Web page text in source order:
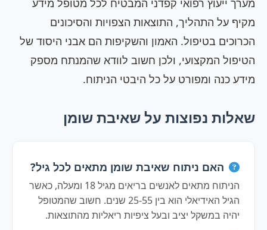
מקיף על התהליך, התוצאות הצפויות והסיכונים
הכרוכים בטיפול. האמון והשקיפות הם אבני היסוד של
הטיפול המקצועי, ולכן חשוב לוודא שהמנתח מספק
מידע כנה ומפורט על כל היבטי הניתוח.
שאלות נפוצות על שאיבת שומן
האם ניתוח שאיבת שומן מתאים לכל גיל?
הניתוח מתאים לאנשים בריאים מגיל 18 ומעלה, כאשר
הגיל האידיאלי הוא בין 25-55 שנים. חשוב שהמטופל
יהיה במשקל יציב ובעל ציפיות ריאליות מהתוצאות.